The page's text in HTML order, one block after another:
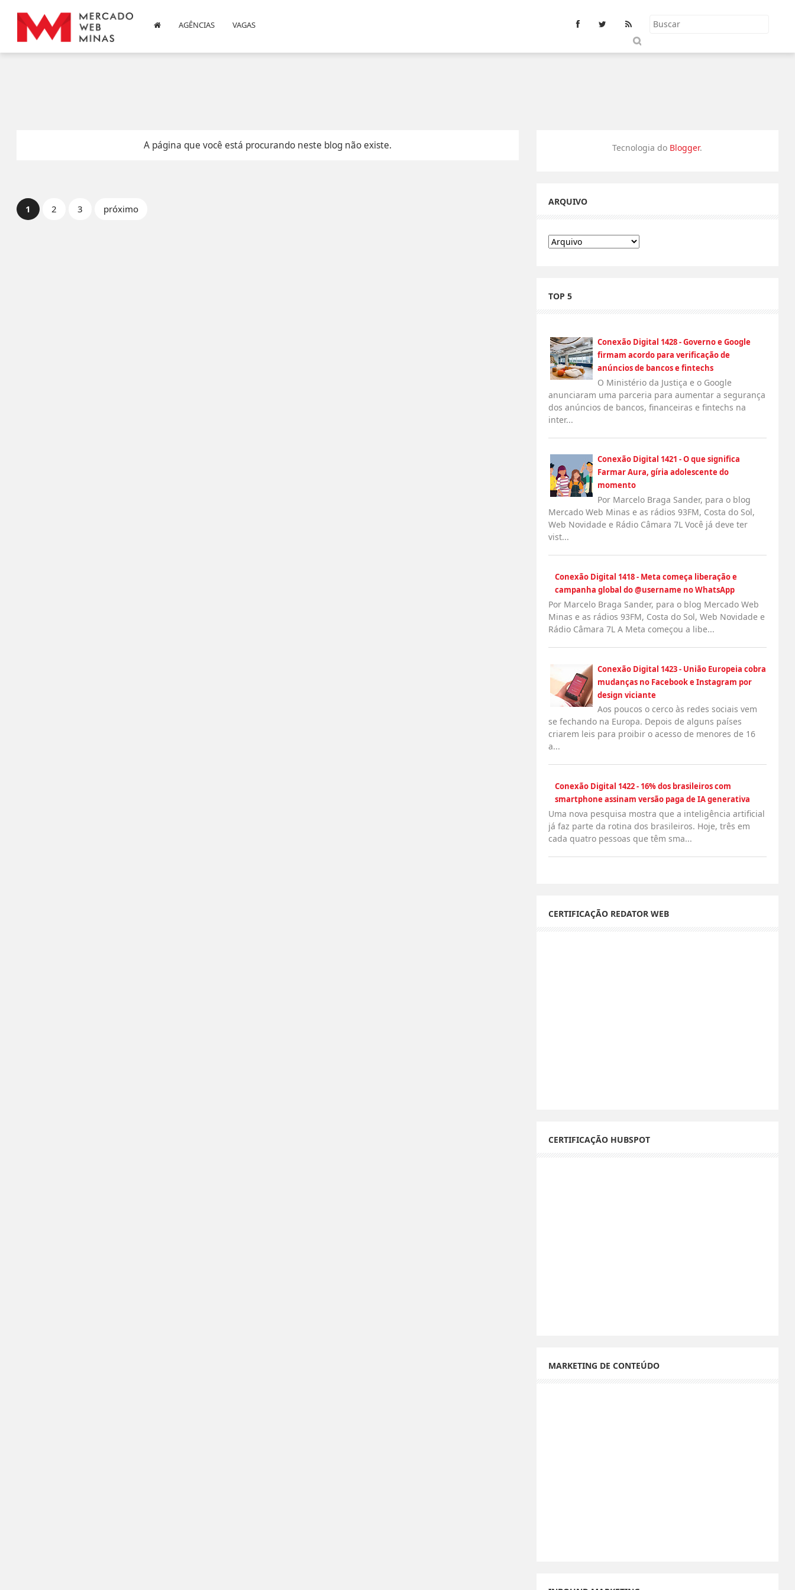
AGÊNCIAS VAGAS
S
u
A página que você está procurando neste blog não existe.
1 2 3 próximo
Tecnologia do Blogger.
ARQUIVO
TOP 5
Conexão Digital 1428 - Governo e Google
firmam acordo para verificação de
anúncios de bancos e fintechs
O Ministério da Justiça e o Google
anunciaram uma parceria para aumentar a segurança
dos anúncios de bancos, financeiras e fintechs na
inter...
Conexão Digital 1421 - O que significa
Farmar Aura, gíria adolescente do
momento
Por Marcelo Braga Sander, para o blog
Mercado Web Minas e as rádios 93FM, Costa do Sol,
Web Novidade e Rádio Câmara 7L Você já deve ter
vist...
Conexão Digital 1418 - Meta começa liberação e
campanha global do @username no WhatsApp
Por Marcelo Braga Sander, para o blog Mercado Web
Minas e as rádios 93FM, Costa do Sol, Web Novidade e
Rádio Câmara 7L A Meta começou a libe...
Conexão Digital 1423 - União Europeia cobra
mudanças no Facebook e Instagram por
design viciante
Aos poucos o cerco às redes sociais vem
se fechando na Europa. Depois de alguns países
criarem leis para proibir o acesso de menores de 16
a...
Conexão Digital 1422 - 16% dos brasileiros com
smartphone assinam versão paga de IA generativa
Uma nova pesquisa mostra que a inteligência artificial
já faz parte da rotina dos brasileiros. Hoje, três em
cada quatro pessoas que têm sma...
CERTIFICAÇÃO REDATOR WEB
CERTIFICAÇÃO HUBSPOT
MARKETING DE CONTEÚDO